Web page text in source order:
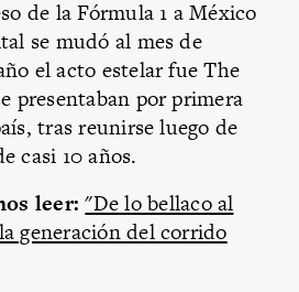
de la Fórmula 1 a México
se mudó al mes de
el acto estelar fue The
presentaban por primera
tras reunirse luego de
casi 10 años.
leer: "De lo bellaco al
generación del corrido